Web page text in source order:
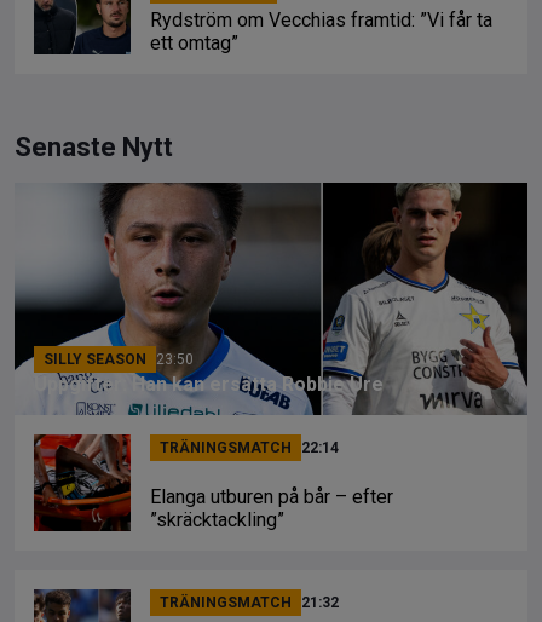
Rydström om Vecchias framtid: ”Vi får ta
ett omtag”
Senaste Nytt
SILLY SEASON 23:50
Uppgifter: Han kan ersätta Robbie Ure
TRÄNINGSMATCH 22:14
Elanga utburen på bår – efter
”skräcktackling”
TRÄNINGSMATCH 21:32